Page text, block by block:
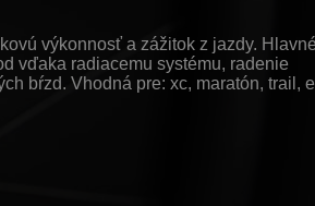
výkonnosť a zážitok z jazdy. Hlavné
vďaka radiacemu systému, radenie
bŕzd. Vhodná pre: xc, maratón, trail,